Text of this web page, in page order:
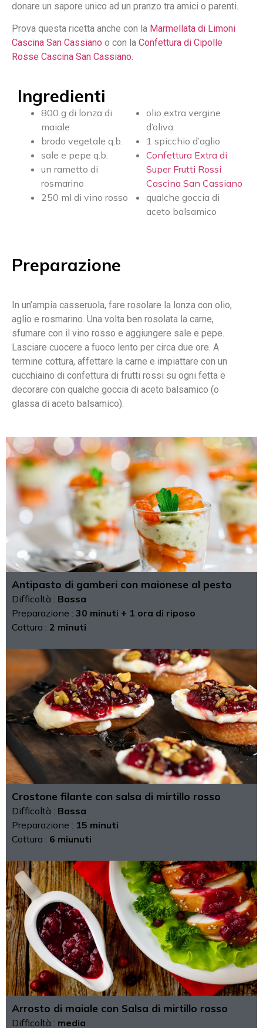
donare un sapore unico ad un pranzo tra amici o parenti.
Prova questa ricetta anche con la Marmellata di Limoni
Cascina San Cassiano o con la Confettura di Cipolle
Rosse Cascina San Cassiano.
Ingredienti
800 g di lonza di
maiale
brodo vegetale q.b.
sale e pepe q.b.
un rametto di
rosmarino
250 ml di vino rosso
olio extra vergine
d’oliva
1 spicchio d’aglio
Confettura Extra di
Super Frutti Rossi
Cascina San Cassiano
qualche goccia di
aceto balsamico
Preparazione
In un’ampia casseruola, fare rosolare la lonza con olio,
aglio e rosmarino. Una volta ben rosolata la carne,
sfumare con il vino rosso e aggiungere sale e pepe.
Lasciare cuocere a fuoco lento per circa due ore. A
termine cottura, affettare la carne e impiattare con un
cucchiaino di confettura di frutti rossi su ogni fetta e
decorare con qualche goccia di aceto balsamico (o
glassa di aceto balsamico).
Antipasto di gamberi con maionese al pesto
Difficoltà : Bassa
Preparazione : 30 minuti + 1 ora di riposo
Cottura : 2 minuti
Crostone filante con salsa di mirtillo rosso
Difficoltà : Bassa
Preparazione : 15 minuti
Cottura : 6 miunuti
Arrosto di maiale con Salsa di mirtillo rosso
Difficoltà : media